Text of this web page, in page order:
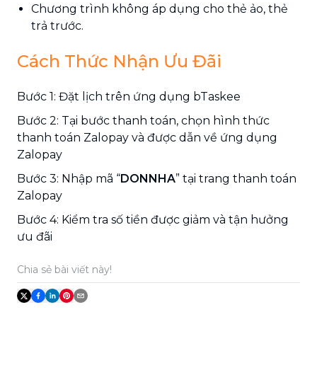
Chương trình không áp dụng cho thẻ ảo, thẻ
trả trước.
Cách Thức Nhận Ưu Đãi
Bước 1: Đặt lịch trên ứng dụng bTaskee
Bước 2: Tại bước thanh toán, chọn hình thức
thanh toán Zalopay và được dẫn về ứng dụng
Zalopay
Bước 3: Nhập mã “DONNHA” tại trang thanh toán
Zalopay
Bước 4: Kiểm tra số tiền được giảm và tận hưởng
ưu đãi
Chia sẻ bài viết này!